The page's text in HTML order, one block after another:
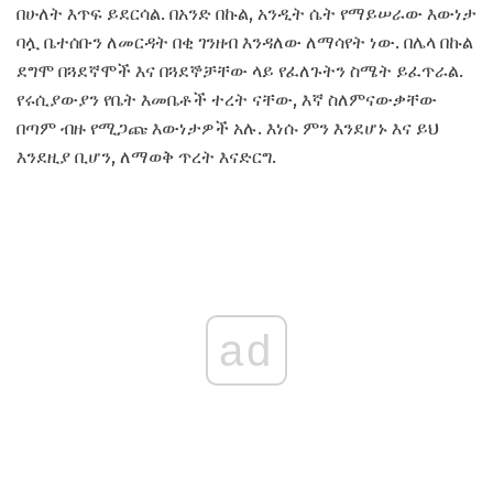
በሁለት እጥፍ ይደርሳል. በአንድ በኩል, አንዲት ሴት የማይሠራው እውነታ
ባሏ ቤተሰቡን ለመርዳት በቂ ገንዘብ እንዳለው ለማሳየት ነው. በሌላ በኩል
ደግሞ በጓደኛሞች እና በጓደኞቻቸው ላይ የፈለጉትን ስሜት ይፈጥራል.
የሩሲያውያን የቤት እመቤቶች ተረት ናቸው, እኛ ስለምናውቃቸው
በጣም ብዙ የሚጋጩ እውነታዎች አሉ. እነሱ ምን እንደሆኑ እና ይህ
እንደዚያ ቢሆን, ለማወቅ ጥረት እናድርግ.
ad